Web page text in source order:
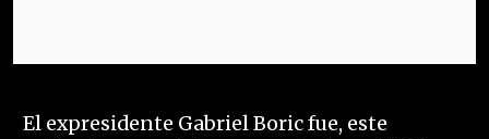
El expresidente Gabriel Boric fue, este